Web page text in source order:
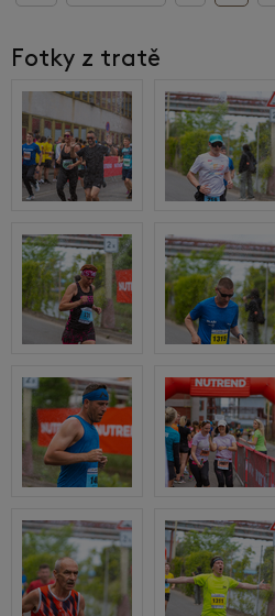
Fotky z tratě